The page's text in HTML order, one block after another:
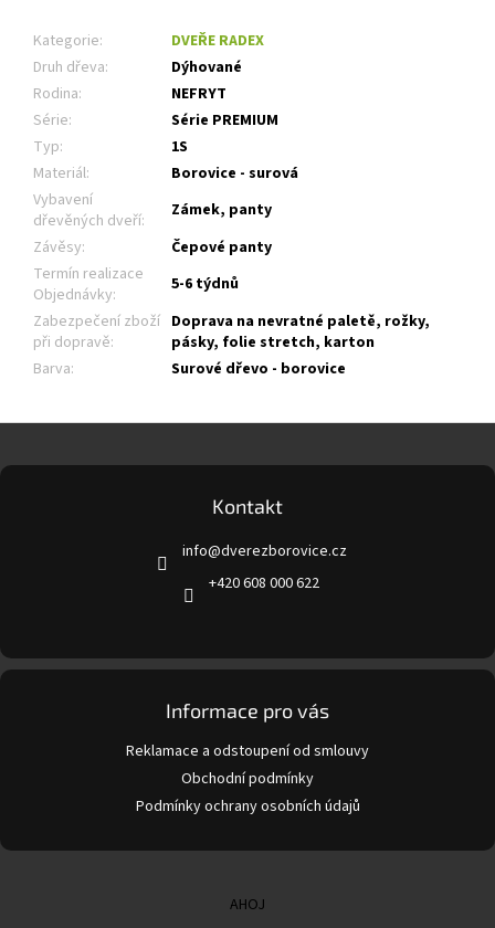
Kategorie:
DVEŘE RADEX
Druh dřeva:
Dýhované
Rodina:
NEFRYT
Série:
Série PREMIUM
Typ:
1S
Materiál:
Borovice - surová
Vybavení
dřevěných dveří:
Zámek, panty
Závěsy:
Čepové panty
Termín realizace
Objednávky:
5-6 týdnů
Zabezpečení zboží
při dopravě:
Doprava na nevratné paletě, rožky,
pásky, folie stretch, karton
Barva: Surové dřevo - borovice
Kontakt
info@dverezborovice.cz
+420 608 000 622
Informace pro vás
Reklamace a odstoupení od smlouvy
Obchodní podmínky
Podmínky ochrany osobních údajů
AHOJ